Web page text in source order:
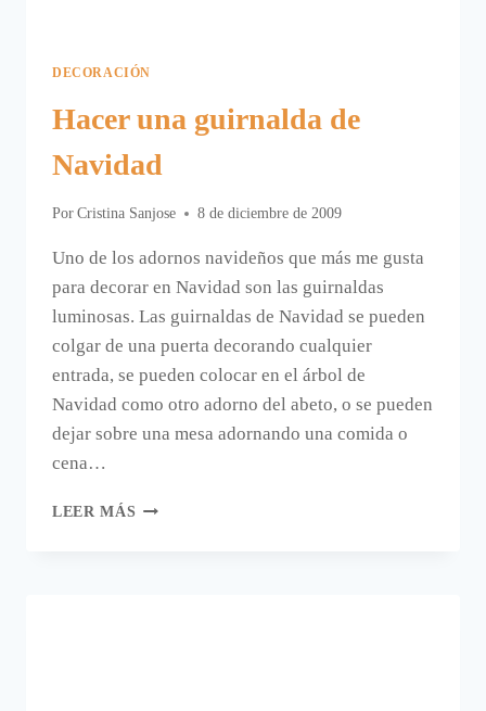
DECORACIÓN
Hacer una guirnalda de
Navidad
Por Cristina Sanjose 8 de diciembre de 2009
Uno de los adornos navideños que más me gusta
para decorar en Navidad son las guirnaldas
luminosas. Las guirnaldas de Navidad se pueden
colgar de una puerta decorando cualquier
entrada, se pueden colocar en el árbol de
Navidad como otro adorno del abeto, o se pueden
dejar sobre una mesa adornando una comida o
cena…
LEER MÁS HACER